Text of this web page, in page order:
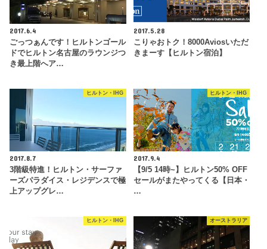
2017.6.4
ごっつぁんです！ヒルトンゴール
ドでヒルトン名古屋のラウンジつ
き最上階へア…
2017.5.28
こりゃおトク！8000Aviosいただ
きまーす【ヒルトン宿泊】
ヒルトン・IHG
2017.8.7
3階級特進！ヒルトン・サーファ
ーズパラダイス・レジデンスで極
上アップグレ…
ヒルトン・IHG
2017.9.4
【9/5 14時~】ヒルトン50% OFF
セールがまたやってくる【日本・
…
ヒルトン・IHG オーストラリア